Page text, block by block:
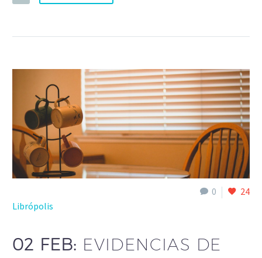
0
24
Librópolis
02 FEB: EVIDENCIAS DE